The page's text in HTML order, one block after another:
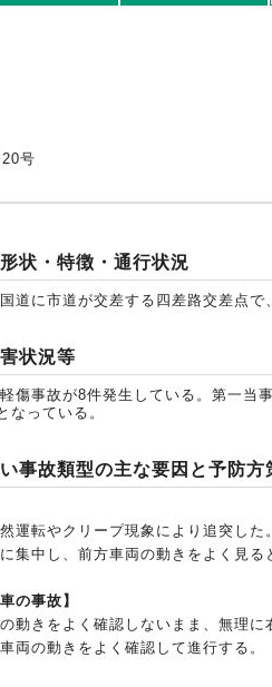
ガイドライン等
野）
試験
プ
号
状・特徴・通行状況
道に市道が交差する四差路交差点
状況等
傷事故が8件発生している。第一当
なっている。
事故類型の主な要因と予防方
運転やクリープ現象により追突した
集中し、前方車両の動きをよく見
の事故】
動きをよく確認しないまま、無理に
両の動きをよく確認して進行する。